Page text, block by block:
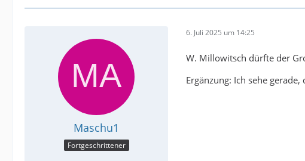
Maschu1
Fortgeschrittener
6. Juli 2025 um 14:25
W. Millowitsch dürfte der
Ergänzung: Ich sehe